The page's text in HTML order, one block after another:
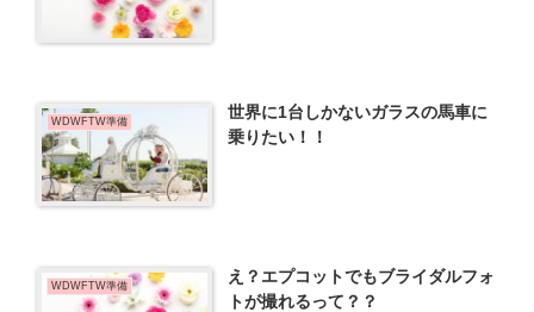
WDWFTW準備
世界に1台しかないガラスの馬車に
乗りたい！！
WDWFTW準備
え？エプコットでもブライダルフォ
トが撮れるって？？